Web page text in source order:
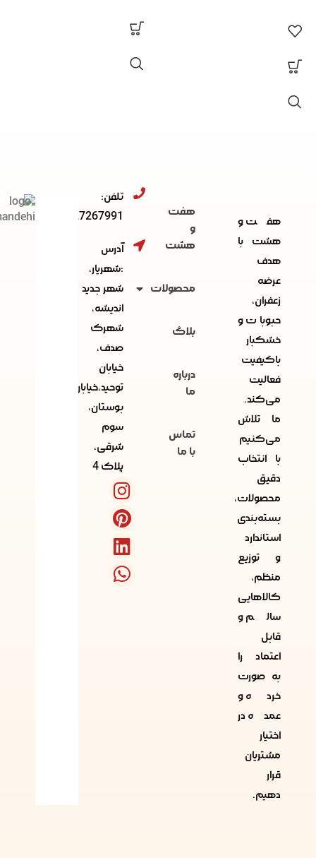
هفت و
هشت با
هدف
عرضه
زعفران،
حبوبات و
خشکبار
باکیفیت
فعالیت
می‌کند.
ما تلاش
می‌کنیم
با انتخاب
دقیق
محصولات،
بسته‌بندی
استاندارد
و توزیع
منظم،
کالاهایی
سالم و
قابل
اعتماد را
به صورت
خرده و
عمده در
اختیار
مشتریان
قرار
دهیم.
هفت
و
هشت
محصولات
بلاگ
درباره
ما
تماس
با ما
تلفن:
091227267991
آدرس
:شهریار،
شهر جدید
اندیشه،
شهرک
صدف،
خیابان
توحید،خیابان
بوستان،
سوم
شرقی،
پلاک 4